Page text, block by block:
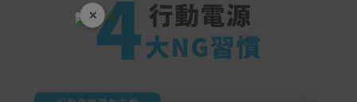
× 開學裝備全面降價